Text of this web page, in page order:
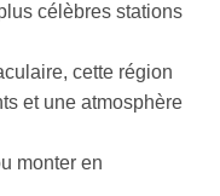
célèbres stations
cette région
et une atmosphère
monter en